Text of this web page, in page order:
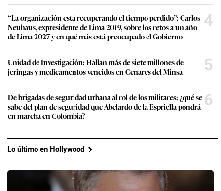
“La organización está recuperando el tiempo perdido”: Carlos
Neuhaus, expresidente de Lima 2019, sobre los retos a un año
de Lima 2027 y en qué más está preocupado el Gobierno
4
Unidad de Investigación: Hallan más de siete millones de
jeringas y medicamentos vencidos en Cenares del Minsa
5
De brigadas de seguridad urbana al rol de los militares: ¿qué se
sabe del plan de seguridad que Abelardo de la Espriella pondrá
en marcha en Colombia?
6
Lo último en Hollywood